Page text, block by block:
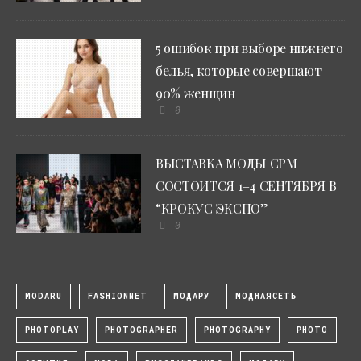
5 ошибок при выборе нижнего
белья, которые совершают
90% женщин
0
ВЫСТАВКА МОДЫ CPM
СОСТОИТСЯ 1–4 СЕНТЯБРЯ В
“КРОКУС ЭКСПО”
0
MODARU FASHIONNET МОДАРУ МОДНАЯСЕТЬ
PHOTOPLAY PHOTOGRAPHER PHOTOGRAPHY PHOTO